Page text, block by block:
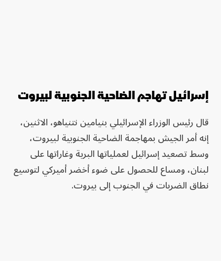
إسرائيل تهاجم الضاحية الجنوبية لبيروت
قال رئيس الوزراء الإسرائيلي بنيامين نتنياهو، الاثنين،
إنه أمر الجيش بمهاجمة الضاحية الجنوبية لبيروت،
وسط تصعيد إسرائيل لعملياتها البرية وغاراتها على
لبنان، ومساع للحصول على ضوء أخضر أميركي لتوسيع
نطاق الضربات في الجنوب إلى بيروت.